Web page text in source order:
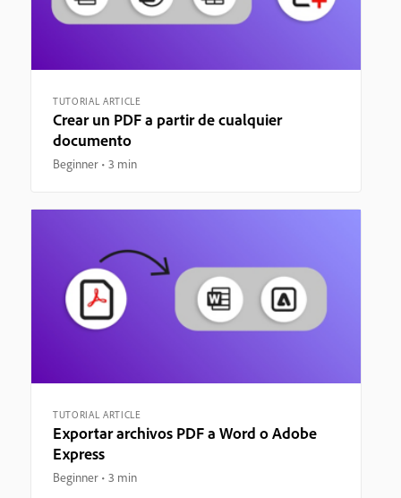
TUTORIAL ARTICLE
Crear un PDF a partir de cualquier
documento
Beginner 3 min
TUTORIAL ARTICLE
Exportar archivos PDF a Word o Adobe
Express
Beginner 3 min